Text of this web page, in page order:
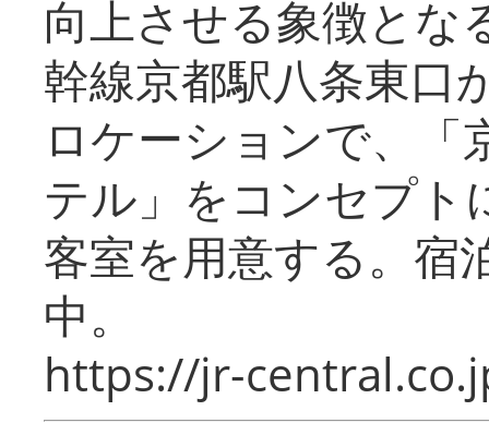
向上させる象徴とな
幹線京都駅八条東口
ロケーションで、「
テル」をコンセプト
客室を用意する。宿
中。
https://jr-